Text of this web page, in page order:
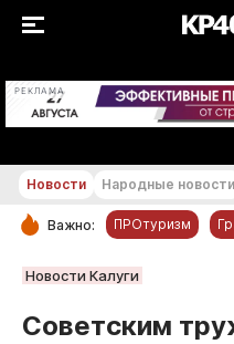
РЕКЛАМА
РУБРИКИ
Новости Народные новости
Важно: ПРОтуризм
Новости Калуги
Советским